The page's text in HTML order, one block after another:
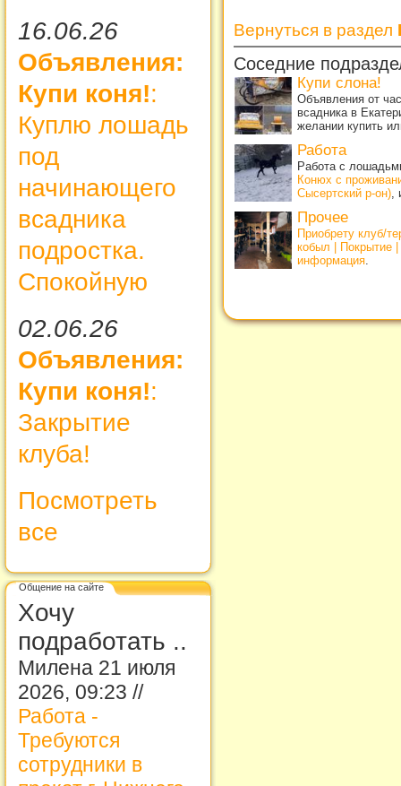
16.06.26
Объявления:
Купи коня!:
Куплю лошадь
под
начинающего
всадника
подростка.
Спокойную
02.06.26
Объявления:
Купи коня!:
Закрытие
клуба!
Посмотреть
все
Общение на сайте
Хочу
подработать ..
Милена 21 июля
2026, 09:23 //
Работа -
Требуются
сотрудники в
Вернуться в раздел
Соседние
Купи слона!
Объявления от
всадника в
желании купить
Работа
Работа с
Конюх с
Сысертский р-он)
Прочее
Приобрету клуб/
кобыл | Покрытие
информация